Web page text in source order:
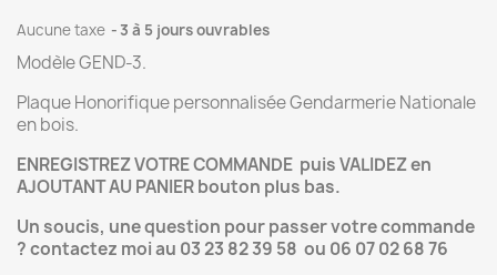
Aucune taxe 3 à 5 jours ouvrables
Modèle GEND-3.
Plaque Honorifique personnalisée Gendarmerie Nationale
en bois.
ENREGISTREZ VOTRE COMMANDE puis VALIDEZ en
AJOUTANT AU PANIER bouton plus bas.
Un soucis, une question pour passer votre commande
? contactez moi au 03 23 82 39 58 ou 06 07 02 68 76